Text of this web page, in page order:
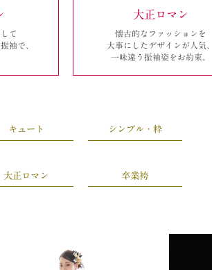
て
袖で、
大正ロマン
懐古的なファッションを
大事にしたデザインが人気、
一味違う振袖姿をお約束。
キュート シンプル・粋
大正ロマン 卒業袴